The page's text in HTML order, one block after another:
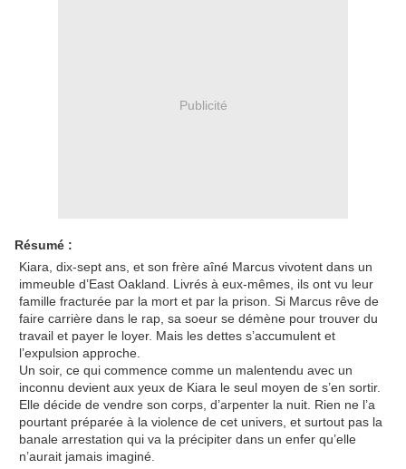
Publicité
Résumé :
Kiara, dix-sept ans, et son frère aîné Marcus vivotent dans un
immeuble d’East Oakland. Livrés à eux-mêmes, ils ont vu leur
famille fracturée par la mort et par la prison. Si Marcus rêve de
faire carrière dans le rap, sa soeur se démène pour trouver du
travail et payer le loyer. Mais les dettes s’accumulent et
l’expulsion approche.
Un soir, ce qui commence comme un malentendu avec un
inconnu devient aux yeux de Kiara le seul moyen de s’en sortir.
Elle décide de vendre son corps, d’arpenter la nuit. Rien ne l’a
pourtant préparée à la violence de cet univers, et surtout pas la
banale arrestation qui va la précipiter dans un enfer qu’elle
n’aurait jamais imaginé.